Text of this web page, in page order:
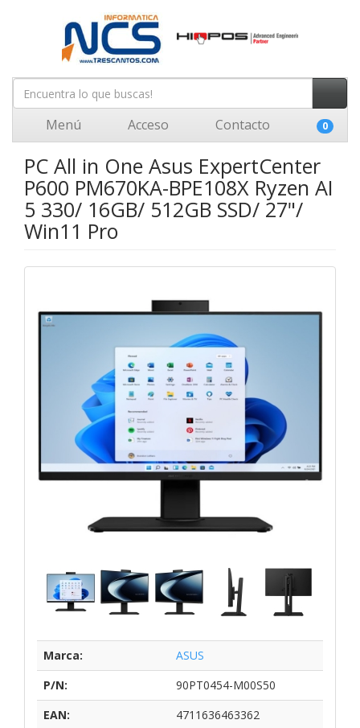
Menú Acceso Contacto 0
PC All in One Asus ExpertCenter
P600 PM670KA-BPE108X Ryzen AI
5 330/ 16GB/ 512GB SSD/ 27"/
Win11 Pro
Marca:
ASUS
P/N:
90PT0454-M00S50
EAN:
4711636463362